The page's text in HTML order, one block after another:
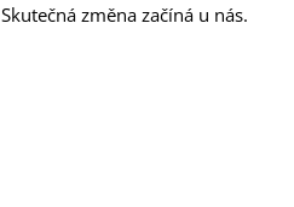
Skutečná změna začíná u nás.